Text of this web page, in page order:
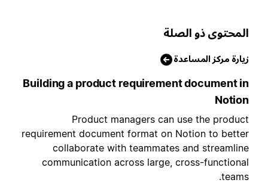
ذو الصلة
مركز المساعدة
Building a product requirement document
Product managers can use the
requirement document format on Notion to
collaborate with teammates and
communication across large, cross-